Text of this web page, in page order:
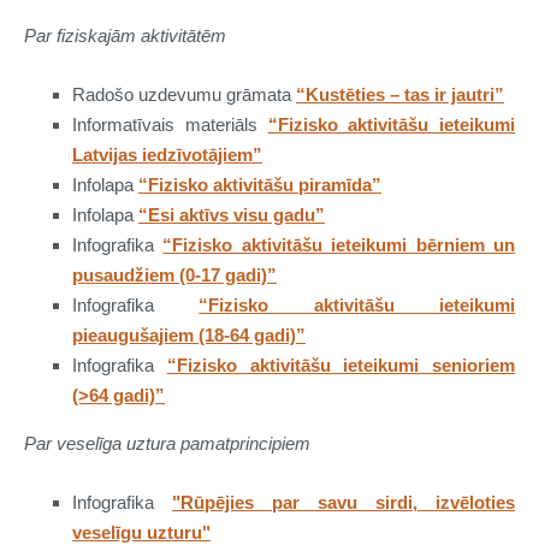
Par fiziskajām aktivitātēm
Radošo uzdevumu grāmata “Kustēties – tas ir jautri”
Informatīvais materiāls
“Fizisko aktivitāšu ieteikumi
Latvijas iedzīvotājiem”
Infolapa “Fizisko aktivitāšu piramīda”
Infolapa “Esi aktīvs visu gadu”
Infografika “Fizisko aktivitāšu ieteikumi bērniem un
pusaudžiem (0-17 gadi)”
Infografika “Fizisko aktivitāšu ieteikumi
pieaugušajiem (18-64 gadi)”
Infografika “Fizisko aktivitāšu ieteikumi senioriem
(>64 gadi)”
Par veselīga uztura pamatprincipiem
Infografika "Rūpējies par savu sirdi, izvēloties
veselīgu uzturu"